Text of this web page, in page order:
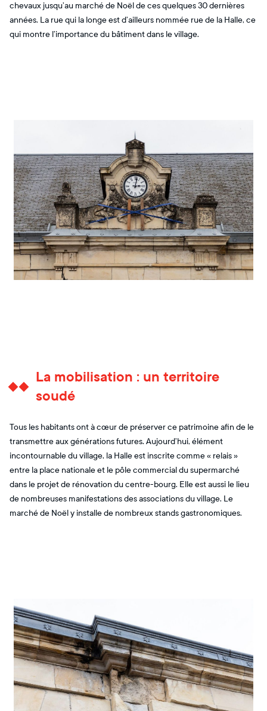
chevaux jusqu’au marché de Noël de ces quelques 30 dernières
années. La rue qui la longe est d’ailleurs nommée rue de la Halle, ce
qui montre l’importance du bâtiment dans le village.
La mobilisation : un territoire
soudé
Tous les habitants ont à cœur de préserver ce patrimoine afin de le
transmettre aux générations futures. Aujourd’hui, élément
incontournable du village, la Halle est inscrite comme « relais »
entre la place nationale et le pôle commercial du supermarché
dans le projet de rénovation du centre-bourg. Elle est aussi le lieu
de nombreuses manifestations des associations du village. Le
marché de Noël y installe de nombreux stands gastronomiques.